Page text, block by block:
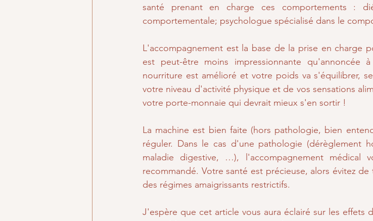
santé prenant en charge ces comportements :
comportementale; psychologue spécialisé dans le
L'accompagnement est la base de la prise en charge
est peut-être moins impressionnante
nourriture est amélioré et votre poids va s'équilibrer,
votre niveau d'activité physique et de vos sensations
votre porte-monnaie qui devrait mieux s'en sortir !
La machine est bien faite (hors pathologie, bien
réguler. Dans le cas d'une pathologie (dérèglement
maladie digestive, …), l'accompagnement médical
recommandé. Votre santé est précieuse, alors évitez
des régimes amaigrissants restrictifs.
J'espère que cet article vous aura éclairé sur les effets